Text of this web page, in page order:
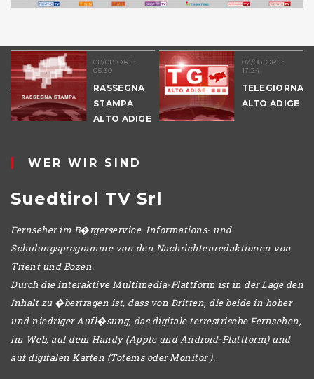
08/08 ORE:
05.30
RASSEGNA
STAMPA
ALTO ADIGE
07/08 ORE:
17.24
ALTO ADIGE
WER WIR SIND
Suedtirol TV Srl
Fernseher im B�rgerservice. Informations- und
Schulungsprogramme von den Nachrichtenredaktionen von
Trient und Bozen.
Durch die interaktive Multimedia-Plattform ist in der Lage den
Inhalt zu �bertragen ist, dass von Dritten, die beide in hoher
und niedriger Aufl�sung, das digitale terrestrische Fernsehen,
im Web, auf dem Handy (Apple und Android-Plattform) und
auf digitalen Karten (Totems oder Monitor ).